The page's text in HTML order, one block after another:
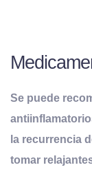
Se puede
la recurrencia
tomar